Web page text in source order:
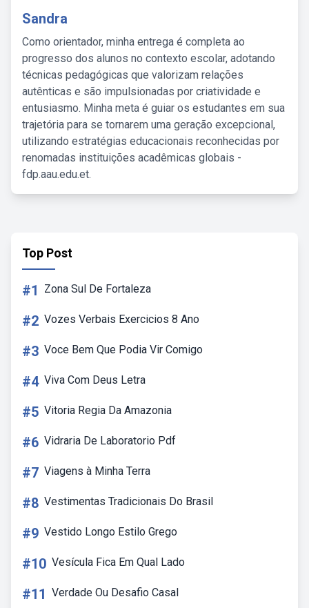
Sandra
Como orientador, minha entrega é completa ao
progresso dos alunos no contexto escolar, adotando
técnicas pedagógicas que valorizam relações
autênticas e são impulsionadas por criatividade e
entusiasmo. Minha meta é guiar os estudantes em sua
trajetória para se tornarem uma geração excepcional,
utilizando estratégias educacionais reconhecidas por
renomadas instituições acadêmicas globais -
fdp.aau.edu.et.
Top Post
#1 Zona Sul De Fortaleza
#2 Vozes Verbais Exercicios 8 Ano
#3 Voce Bem Que Podia Vir Comigo
#4 Viva Com Deus Letra
#5 Vitoria Regia Da Amazonia
#6 Vidraria De Laboratorio Pdf
#7 Viagens à Minha Terra
#8 Vestimentas Tradicionais Do Brasil
#9 Vestido Longo Estilo Grego
#10 Vesícula Fica Em Qual Lado
#11 Verdade Ou Desafio Casal